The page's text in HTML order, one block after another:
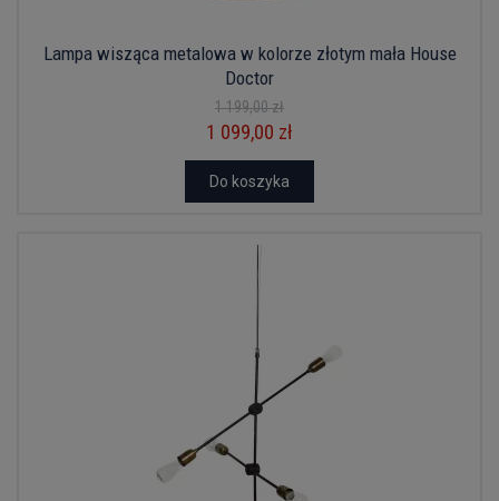
Lampa wisząca metalowa w kolorze złotym mała House
Doctor
1 199,00 zł
1 099,00 zł
Do koszyka